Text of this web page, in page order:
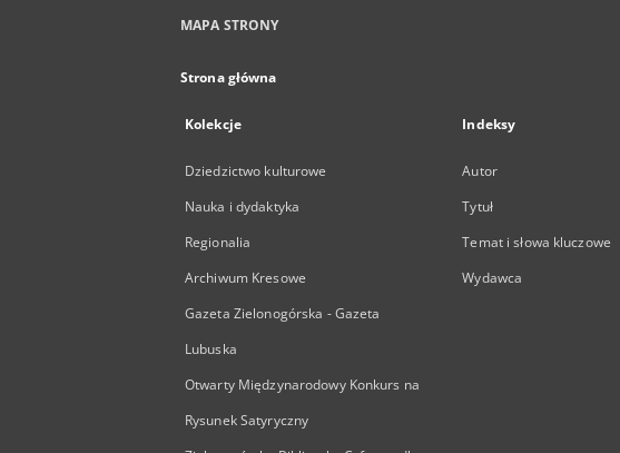
MAPA STRONY
Strona główna
Kolekcje
Dziedzictwo kulturowe
Nauka i dydaktyka
Regionalia
Archiwum Kresowe
Gazeta Zielonogórska - Gazeta
Lubuska
Otwarty Międzynarodowy Konkurs na
Rysunek Satyryczny
Indeksy
Autor
Tytuł
Temat i słowa kluczowe
Wydawca